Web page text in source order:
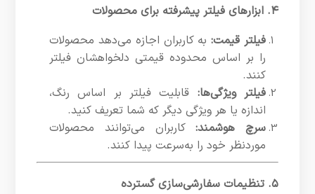
۴. ابزارهای فیلتر پیشرفته برای محصولات
فیلتر قیمت:به کاربران اجازه می‌دهد محصولات
را بر اساس محدوده قیمتی دلخواهشان فیلتر
کنند.
فیلتر ویژگی‌ها: قابلیت فیلتر بر اساس رنگ،
اندازه یا هر ویژگی دیگر که شما تعریف کنید.
سرچ هوشمند:کاربران می‌توانند محصولات
موردنظر خود را به‌سرعت پیدا کنند.
۵. تنظیمات سفارشی‌سازی گسترده